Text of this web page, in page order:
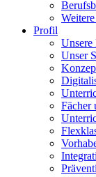
Profil
Unsere
Unser
Fächer